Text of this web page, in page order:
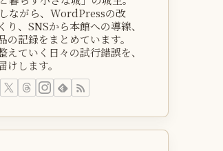
ながら、WordPressの改
り、SNSから本館への導線、
の記録をまとめています。
えていく日々の試行錯誤を、
けします。